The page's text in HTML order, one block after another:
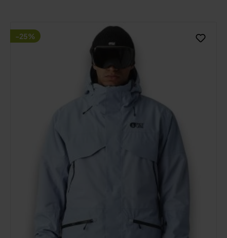
-25%